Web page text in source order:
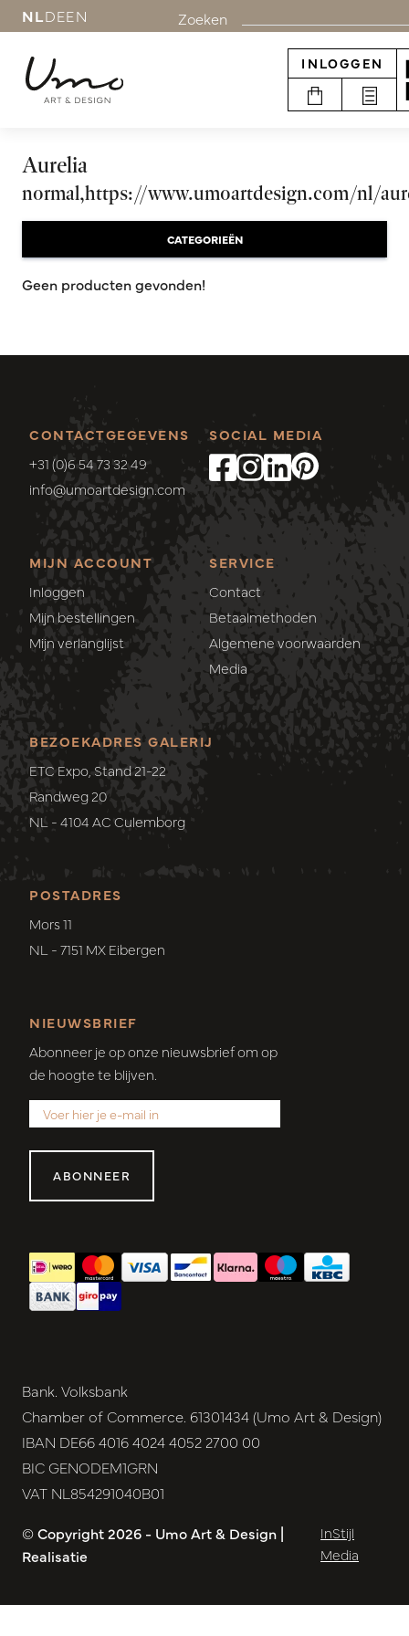
NLDEEN Zoeken
INLOGGEN
Aurelia
normal,https://www.umoartdesign.com/nl/
CATEGORIEËN
Geen producten gevonden!
CONTACTGEGEVENS
+31 (0)6 54 73 32 49
info@umoartdesign.com
MIJN ACCOUNT
Inloggen
Mijn bestellingen
Mijn verlanglijst
SERVICE
Contact
Betaalmethoden
Algemene voorwaarden
Media
SOCIAL MEDIA
POSTADRES
Mors 11
NL - 7151 MX Eibergen
BEZOEKADRES GALERIJ
ETC Expo, Stand 21-22
Randweg 20
NL - 4104 AC Culemborg
NIEUWSBRIEF
Abonneer je op onze nieuwsbrief om op
de hoogte te blijven.
ABONNEER
Bank. Volksbank
Chamber of Commerce. 61301434 (Umo Art & Design)
IBAN DE66 4016 4024 4052 2700 00
BIC GENODEM1GRN
VAT NL854291040B01
© Copyright 2026 - Umo Art & Design |
Realisatie
InStijl
Media